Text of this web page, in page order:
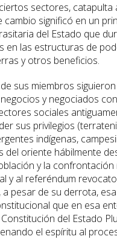
sectores, catapulta
significó en un
del Estado que
en las estructuras de
y otros beneficios.
sus miembros
y negociados
sociales
sus privilegios
indígenas,
del oriente hábilmente
y la
y al referéndum
pesar de su derrota,
que en esa
del Estado
el espíritu al